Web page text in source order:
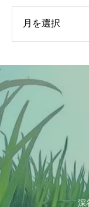
深